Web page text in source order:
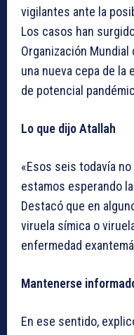
vigilantes ante la
Los casos han
Organización
una nueva cepa de la
de potencial
Lo que dijo Atallah
«Esos seis todavía
estamos esperando
Destacó que en
viruela símica o
enfermedad
Mantenerse
En ese sentido,